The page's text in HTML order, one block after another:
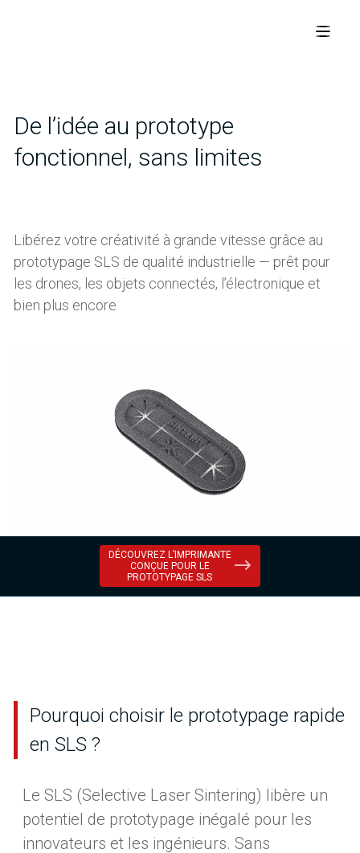
De l’idée au prototype
fonctionnel, sans limites
Libérez votre créativité à grande vitesse grâce au
prototypage SLS de qualité industrielle — prêt pour
les drones, les objets connectés, l’électronique et
bien plus encore
DÉCOUVREZ L’IMPRIMANTE
CONÇUE POUR LE
PROTOTYPAGE SLS
Pourquoi choisir le prototypage rapide
en SLS ?
Le SLS (Selective Laser Sintering) libère un
potentiel de prototypage inégalé pour les
innovateurs et les ingénieurs. Sans